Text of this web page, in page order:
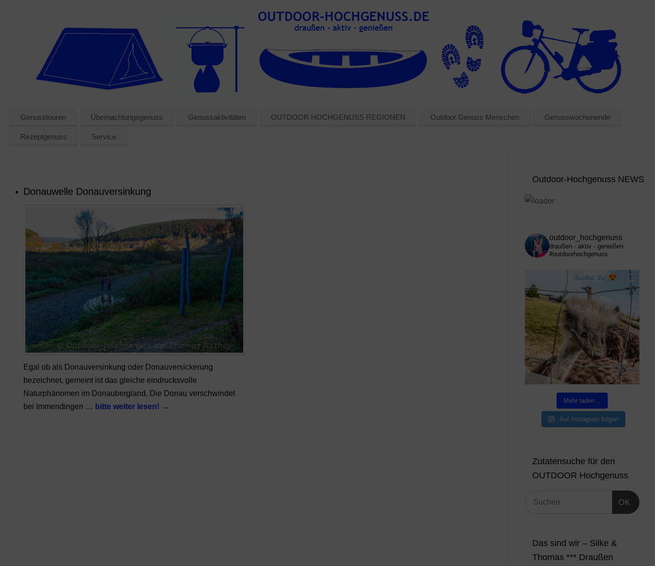
Genusstouren Übernachtungsgenuss Genussaktivitäten OUTDOOR HOCHGENUSS REGIONEN Outdoor Genuss Menschen Genusswochenende
Rezeptgenuss Service
Donauwelle Donauversinkung
Egal ob als Donauversinkung oder Donauversickerung
bezeichnet, gemeint ist das gleiche eindrucksvolle
Naturphänomen im Donaubergland. Die Donau verschwindet
bei Immendingen … bitte weiter lesen! →
Outdoor-Hochgenuss NEWS
outdoor_hochgenuss
draußen - aktiv - genießen
#outdoorhochgenuss
Mehr laden…
Auf Instagram folgen
Zutatensuche für den
OUTDOOR Hochgenuss
OK
Das sind wir – Silke &
Thomas *** Draußen